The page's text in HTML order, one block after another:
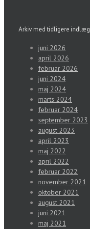
Arkiv med tidligere indlæg
juni 2026
april 2026
februar 2026
juni 2024
maj 2024
marts 2024
februar 2024
september 2023
august 2023
april 2023
maj 2022
april 2022
februar 2022
november 2021
oktober 2021
august 2021
juni 2021
maj 2021